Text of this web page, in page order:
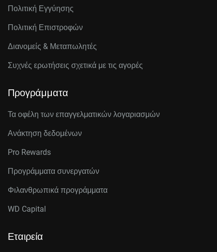
Πολιτική Εγγύησης
Πολιτική Επιστροφών
Διανομείς & Μεταπωλητές
Συχνές ερωτήσεις σχετικά με τις αγορές
Προγράμματα
Τα οφέλη των επαγγελματικών λογαριασμών
Ανάκτηση δεδομένων
Pro Rewards
Προγράμματα συνεργατών
Φιλανθρωπικά προγράμματα
WD Capital
Εταιρεία